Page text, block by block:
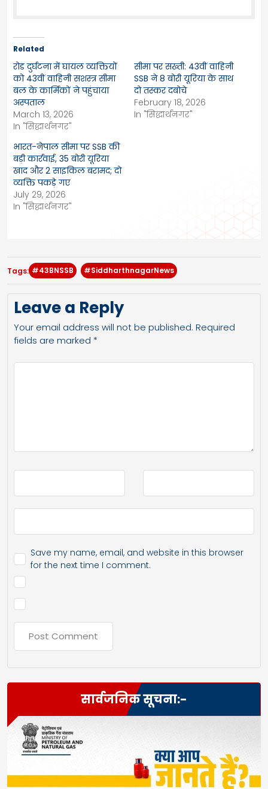
Related
रोड दुर्घटना में घायल व्यक्तियों
को 43वीं वाहिनी सशस्त्र सीमा
बल के कार्मिकों ने पहुंचाया
अस्पताल
March 13, 2026
In "सिद्धार्थनगर"
सीमा पर सख्ती: 43वीं वाहिनी
SSB ने 8 बोरी यूरिया के साथ
दो तस्कर दबोचे
February 18, 2026
In "सिद्धार्थनगर"
भारत-नेपाल सीमा पर SSB की
बड़ी कार्रवाई, 35 बोरी यूरिया
खाद और 2 साइकिल बरामद; दो
व्यक्ति पकड़े गए
July 29, 2026
In "सिद्धार्थनगर"
Tags: #43BNSSB #SiddharthnagarNews
Leave a Reply
Your email address will not be published. Required
fields are marked *
Save my name, email, and website in this browser
for the next time I comment.
सार्वजनिक सूचना:-